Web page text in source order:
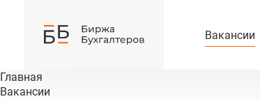
Вакансии
Главная
Вакансии